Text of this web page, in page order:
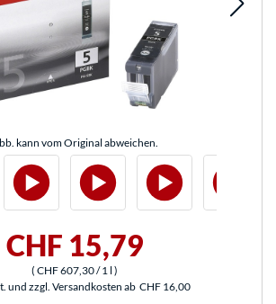
kann vom Original abweichen.
CHF 15,79
( CHF 607,30/ 1 l )
und zzgl. Versandkosten ab CHF 16,00